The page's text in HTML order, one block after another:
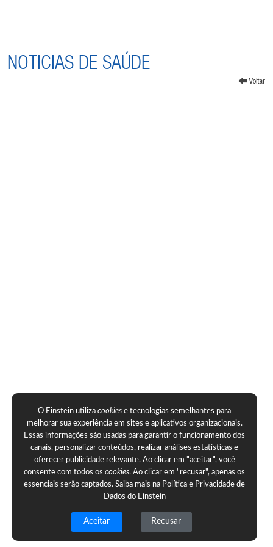
NOTICIAS DE SAÚDE
O Einstein utilizacookies e tecnologias semelhantes para
melhorar sua experiência em sites e aplicativos organizacionais.
Essas informações são usadas para garantir o funcionamento dos
canais, personalizar conteúdos, realizar análises estatísticas e
oferecer publicidade relevante. Ao clicar em "aceitar", você
consente com todos oscookies. Ao clicar em "recusar", apenas os
essenciais serão captados. Saiba mais na Política e Privacidade de
Dados do Einstein
Aceitar Recusar